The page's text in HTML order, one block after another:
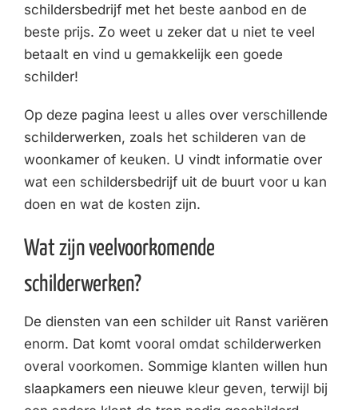
schildersbedrijf met het beste aanbod en de
beste prijs. Zo weet u zeker dat u niet te veel
betaalt en vind u gemakkelijk een goede
schilder!
Op deze pagina leest u alles over verschillende
schilderwerken, zoals het schilderen van de
woonkamer of keuken. U vindt informatie over
wat een schildersbedrijf uit de buurt voor u kan
doen en wat de kosten zijn.
Wat zijn veelvoorkomende
schilderwerken?
De diensten van een schilder uit Ranst variëren
enorm. Dat komt vooral omdat schilderwerken
overal voorkomen. Sommige klanten willen hun
slaapkamers een nieuwe kleur geven, terwijl bij